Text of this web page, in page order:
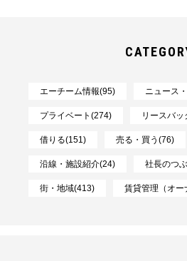
エーチーム情報(95) ニュース
プライベート(274) リースバッ
借りる(151) 売る・買う(76)
沿線・施設紹介(24) 社長のつ
街・地域(413) 賃貸管理（オ